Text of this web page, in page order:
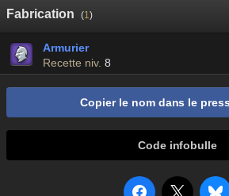
Fabrication (1)
Armurier
Recette niv. 8
Copier le nom dans le
Code infobulle